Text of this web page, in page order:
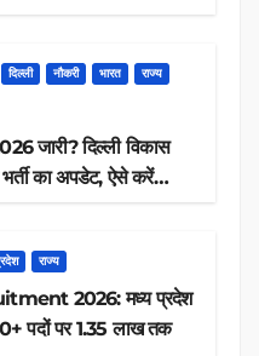
दिल्ली नौकरी भारत राज्य
जारी? दिल्ली विकास
का अपडेट, ऐसे करें
राज्य
2026: मध्य प्रदेश
पदों पर 1.35 लाख तक